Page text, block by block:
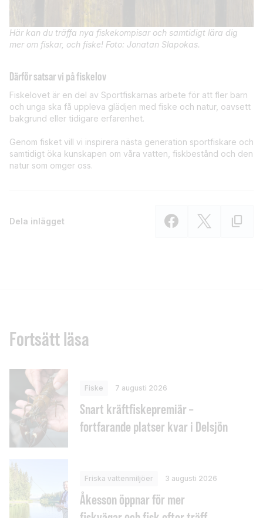
Här kan du träffa nya fiskekompisar och samtidigt lära dig
mer om fiskar, och fiske! Foto: Jonatan Slapokas.
Därför satsar vi på fiskelov
Fiskelovet är en del av Sportfiskarnas arbete för att fler barn
och unga ska få uppleva glädjen med fiske och natur, oavsett
bakgrund eller tidigare erfarenhet.
Genom fisket vill vi inspirera nästa generation sportfiskare och
samtidigt öka kunskapen om våra vatten, fiskbestånd och den
natur som omger oss.
Dela inlägget
Fortsätt läsa
Fiske 7 augusti 2026
Snart kräftfiskepremiär –
fortfarande platser kvar i Delsjön
Friska vattenmiljöer 3 augusti 2026
Åkesson öppnar för mer